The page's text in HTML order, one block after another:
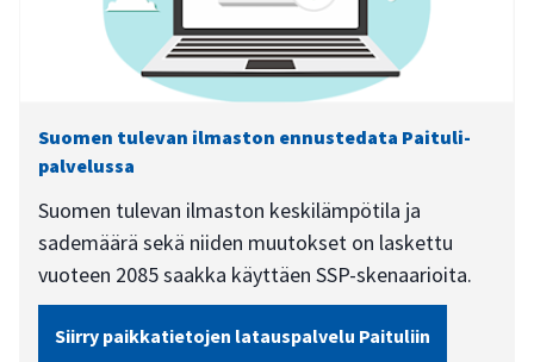
Suomen tulevan ilmaston ennustedata Paituli-
palvelussa
Suomen tulevan ilmaston keskilämpötila ja
sademäärä sekä niiden muutokset on laskettu
vuoteen 2085 saakka käyttäen SSP-skenaarioita.
Siirry paikkatietojen latauspalvelu Paituliin